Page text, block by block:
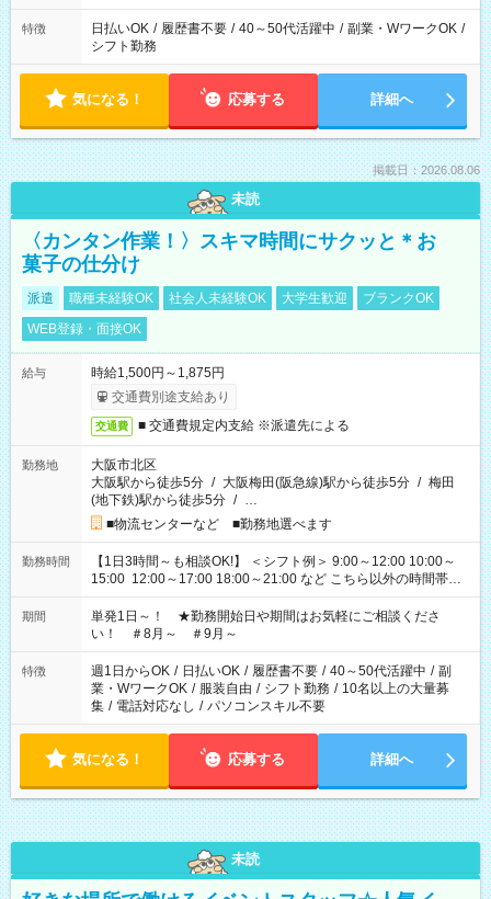
特徴 日払いOK / 履歴書不要 / 40～50代活躍中 / 副業・WワークOK /
シフト勤務
気になる！ 応募する 詳細へ
掲載日：2026.08.06
未読
〈カンタン作業！〉スキマ時間にサクッと＊お
菓子の仕分け
派遣 職種未経験OK 社会人未経験OK 大学生歓迎
ブランクOK
WEB登録・面接OK
給与
時給1,500円～1,875円
交通費別途支給あり
交通費 ■ 交通費規定内支給 ※派遣先による
勤務地
大阪市北区
大阪駅から徒歩5分 / 大阪梅田(阪急線)駅から徒歩5分 / 梅田
(地下鉄)駅から徒歩5分 / …
■物流センターなど ■勤務地選べます
勤務時間
【1日3時間～も相談OK!】 ＜シフト例＞ 9:00～12:00 10:00～
15:00 12:00～17:00 18:00～21:00 など こちら以外の時間帯も
お気軽にご相談ください！
期間
単発1日～！ ★勤務開始日や期間はお気軽にご相談くださ
い！ ＃8月～ ＃9月～
特徴 週1日からOK / 日払いOK / 履歴書不要 / 40～50代活躍中 / 副
業・WワークOK / 服装自由 / シフト勤務 / 10名以上の大量募
集 / 電話対応なし / パソコンスキル不要
気になる！ 応募する 詳細へ
未読